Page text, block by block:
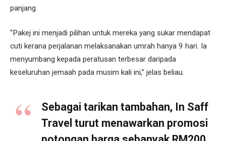
panjang.
“Pakej ini menjadi pilihan untuk mereka yang sukar mendapat
cuti kerana perjalanan melaksanakan umrah hanya 9 hari. Ia
menyumbang kepada peratusan terbesar daripada
keseluruhan jemaah pada musim kali ini,” jelas beliau.
Sebagai tarikan tambahan, In Saff
Travel turut menawarkan promosi